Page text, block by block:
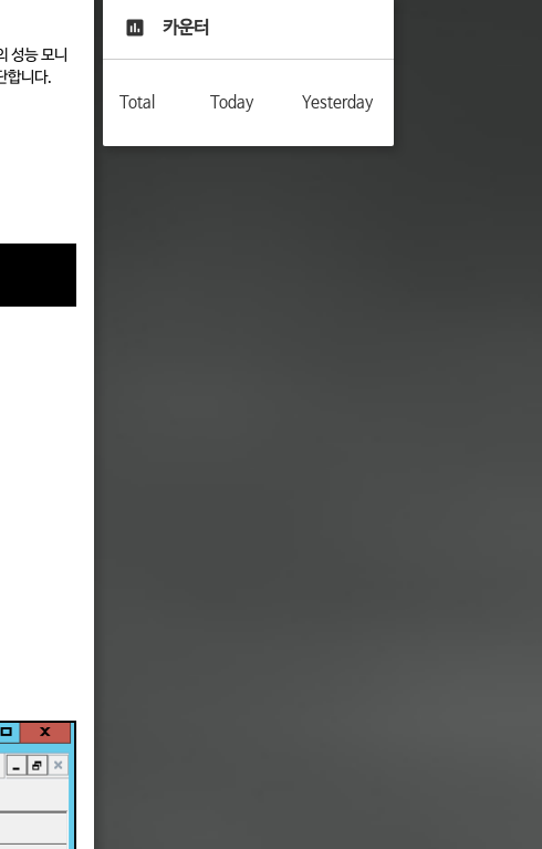
성능 모니
합니다.
카운터
Total Today Yesterday